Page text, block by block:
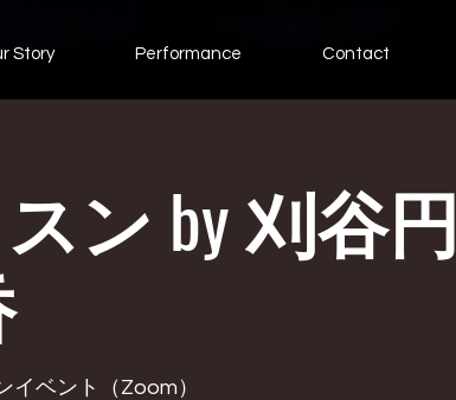
Story Performance Contact
ン by 刈谷円
イベント（Zoom）